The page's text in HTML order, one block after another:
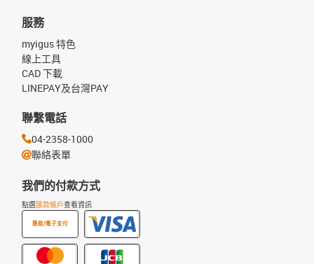
我們的付款方式
點選匯款帳戶查看資訊
匯款/電子支付
服務
myigus 特色
線上工具
CAD 下載
LINEPAY及台灣PAY
聯繫電話
04-2358-1000
聯絡表單